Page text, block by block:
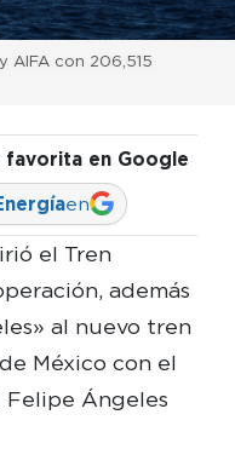
AIFA con 206,515
en Google
en
el Tren
además
al nuevo tren
México con el
Ángeles